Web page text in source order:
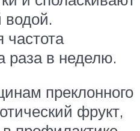
водой.
частота
раза в неделю.
преклонного
фрукт,